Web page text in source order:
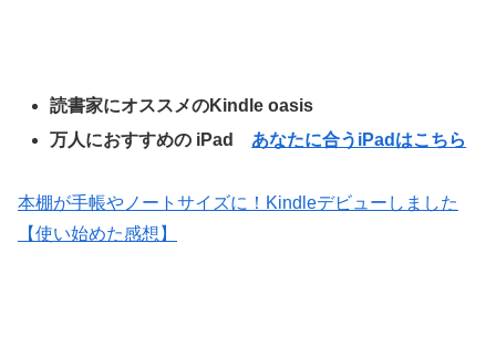
読書家にオススメのKindle oasis
万人におすすめの iPad あなたに合うiPadはこちら
本棚が手帳やノートサイズに！Kindleデビューしました
【使い始めた感想】